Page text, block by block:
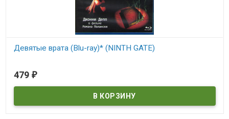
Девятые врата (Blu-ray)* (NINTH GATE)
479 ₽